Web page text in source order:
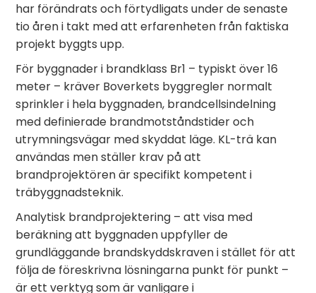
har förändrats och förtydligats under de senaste
tio åren i takt med att erfarenheten från faktiska
projekt byggts upp.
För byggnader i brandklass Br1 – typiskt över 16
meter – kräver Boverkets byggregler normalt
sprinkler i hela byggnaden, brandcellsindelning
med definierade brandmotståndstider och
utrymningsvägar med skyddat läge. KL-trä kan
användas men ställer krav på att
brandprojektören är specifikt kompetent i
träbyggnadsteknik.
Analytisk brandprojektering – att visa med
beräkning att byggnaden uppfyller de
grundläggande brandskyddskraven i stället för att
följa de föreskrivna lösningarna punkt för punkt –
är ett verktyg som är vanligare i